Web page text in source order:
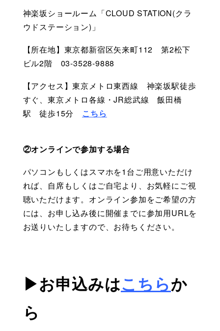
神楽坂ショールーム「CLOUD STATION(クラ
ウドステーション)」
【所在地】東京都新宿区矢来町112　第2松下
ビル2階　03-3528-9888
【アクセス】東京メトロ東西線　神楽坂駅徒歩
すぐ、東京メトロ各線・JR総武線　飯田橋
駅　徒歩15分 こちら
②オンラインで参加する場合
パソコンもしくはスマホを1台ご用意いただけ
れば、自席もしくはご自宅より、お気軽にご視
聴いただけます。オンライン参加をご希望の方
には、お申し込み後に開催までに参加用URLを
お送りいたしますので、お待ちください。
▶お申込みはこちらか
ら